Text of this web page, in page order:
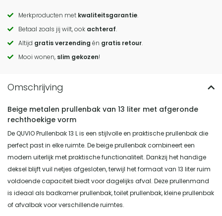
Call
to
actions
Merkproducten met kwaliteitsgarantie.
Betaal zoals jij wilt, ook achteraf.
Altijd gratis verzending én gratis retour.
Mooi wonen, slim gekozen!
Beige metalen prullenbak van 13 liter met afgeronde
rechthoekige vorm
De QUVIO Prullenbak 13 L is een stijlvolle en praktische prullenbak die
perfect past in elke ruimte. De beige prullenbak combineert een
modern uiterlijk met praktische functionaliteit. Dankzij het handige
deksel blijft vuil netjes afgesloten, terwijl het formaat van 13 liter ruim
voldoende capaciteit biedt voor dagelijks afval. Deze prullenmand
is ideaal als badkamer prullenbak, toilet prullenbak, kleine prullenbak
of afvalbak voor verschillende ruimtes.